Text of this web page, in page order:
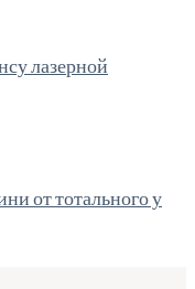
лазерной
от тотального у